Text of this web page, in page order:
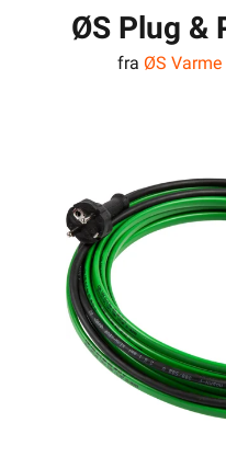
ØS Plug &
fra ØS Varme